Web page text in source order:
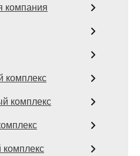
компания
комплекс
комплекс